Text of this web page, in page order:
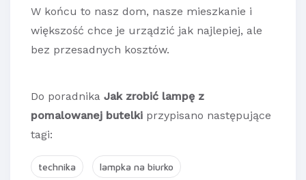
W końcu to nasz dom, nasze mieszkanie i
większość chce je urządzić jak najlepiej, ale
bez przesadnych kosztów.
Do poradnika Jak zrobić lampę z
pomalowanej butelki przypisano następujące
tagi:
technika lampka na biurko